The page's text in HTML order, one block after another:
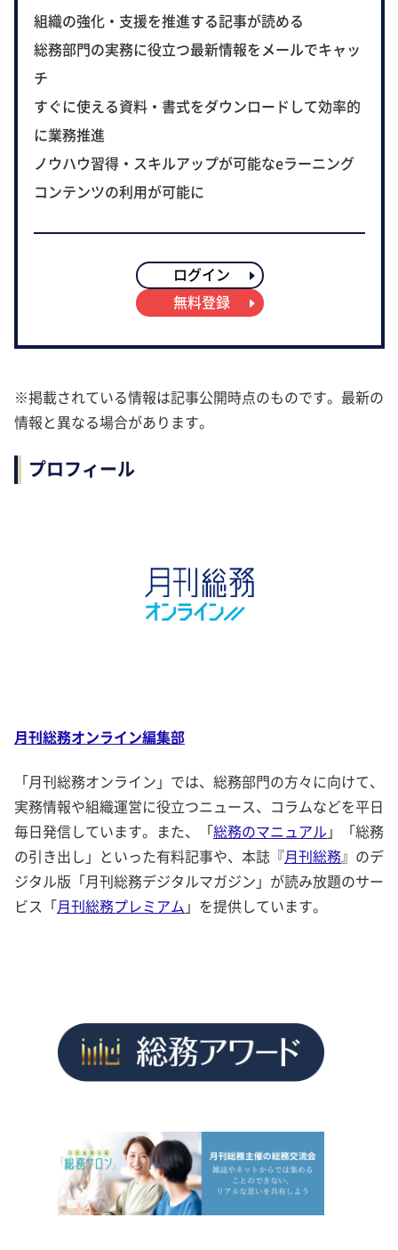
組織の強化・支援を推進する記事が読める
総務部門の実務に役立つ最新情報をメールでキャッ
チ
すぐに使える資料・書式をダウンロードして効率的
に業務推進
ノウハウ習得・スキルアップが可能なeラーニング
コンテンツの利用が可能に
ログイン
無料登録
※掲載されている情報は記事公開時点のものです。最新の
情報と異なる場合があります。
プロフィール
月刊総務オンライン編集部
「月刊総務オンライン」では、総務部門の方々に向けて、
実務情報や組織運営に役立つニュース、コラムなどを平日
毎日発信しています。また、「総務のマニュアル 」「総務
の引き出し」といった有料記事や、本誌『月刊総務』のデ
ジタル版「月刊総務デジタルマガジン」が読み放題のサー
ビス「月刊総務プレミアム 」を提供しています。